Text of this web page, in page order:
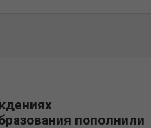
пополнили